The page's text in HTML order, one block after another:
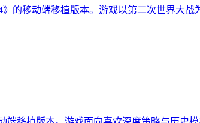
的移动端移植版本。游戏以第二次世界大